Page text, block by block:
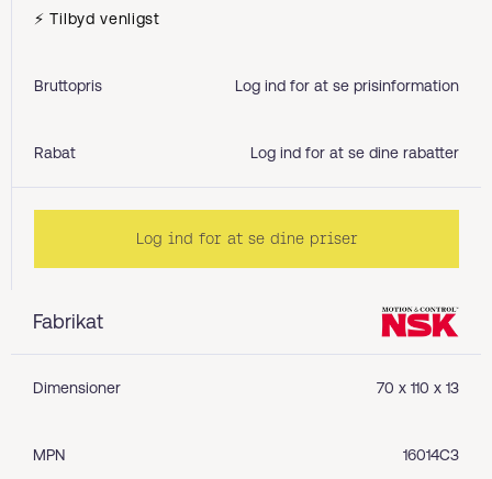
Fabrikat
Dimensioner 70 x 110 x 13
MPN 16014C3
⚡ Tilbyd venligst
Bruttopris Log ind for at se prisinformation
Rabat Log ind for at se dine rabatter
Log ind for at se dine priser